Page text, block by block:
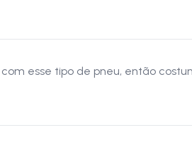
esse tipo de pneu, então